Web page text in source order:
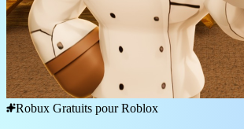
Robux Gratuits pour Roblox